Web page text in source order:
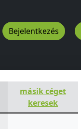
Bejelentkezés
másik céget
keresek